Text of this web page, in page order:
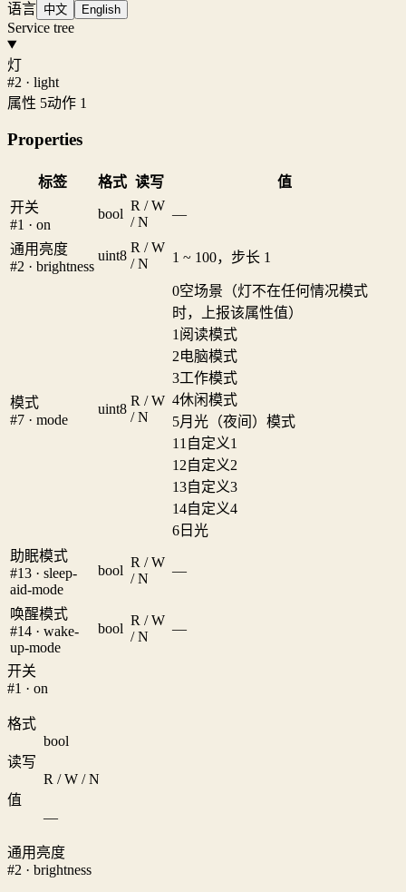
语言 中文 English
Service tree
灯
#2 · light
属性 5动作 1
Properties
标签 格式 读写
值
开关
#1 · on
bool
R / W
/ N
—
通用亮度
#2 · brightness
uint8
R / W
/ N
1 ~ 100，步长 1
模式
#7 · mode
uint8
R / W
/ N
0空场景（灯不在任何情况模式
时，上报该属性值）
1 阅读模式
2电脑模式
3工作模式
4休闲模式
5月光（夜间）模式
11 自定义1
12自定义2
13自定义3
14自定义4
6 日光
助眠模式
#13 · sleep-
aid-mode
bool
R / W
/ N
—
唤醒模式
#14 · wake-
up-mode
bool
R / W
/ N
—
开关
#1 · on
格式
bool
读写
R / W / N
值
—
通用亮度
#2 · brightness